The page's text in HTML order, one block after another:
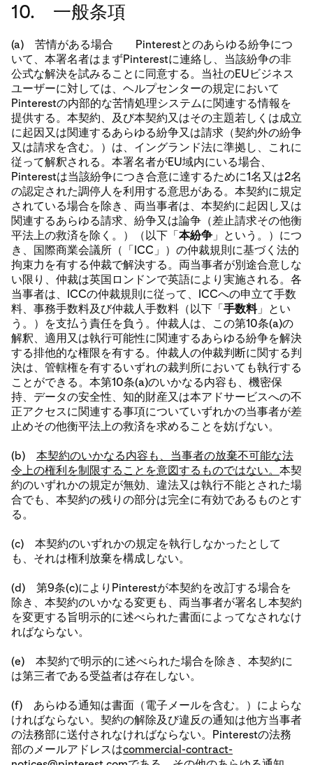
10. 一般条項
(a) 苦情がある場合 Pinterestとのあらゆる紛争につ
いて、本署名者はまずPinterestに連絡し、当該紛争の非
公式な解決を試みることに同意する。当社のEUビジネス
ユーザーに対しては、ヘルプセンターの規定において
Pinterestの内部的な苦情処理システムに関連する情報を
提供する。本契約、及び本契約又はその主題若しくは成立
に起因又は関連するあらゆる紛争又は請求（契約外の紛争
又は請求を含む。）は、イングランド法に準拠し、これに
従って解釈される。本署名者がEU域内にいる場合、
Pinterestは当該紛争につき合意に達するために1名又は2名
の認定された調停人を利用する意思がある。本契約に規定
されている場合を除き、両当事者は、本契約に起因し又は
関連するあらゆる請求、紛争又は論争（差止請求その他衡
平法上の救済を除く。）（以下「本紛争 」という。）につ
き、国際商業会議所（「ICC」）の仲裁規則に基づく法的
拘束力を有する仲裁で解決する。両当事者が別途合意しな
い限り、仲裁は英国ロンドンで英語により実施される。各
当事者は、ICCの仲裁規則に従って、ICCへの申立て手数
料、事務手数料及び仲裁人手数料（以下「手数料」とい
う。）を支払う責任を負う。仲裁人は、この第10条(a)の
解釈、適用又は執行可能性に関連するあらゆる紛争を解決
する排他的な権限を有する。仲裁人の仲裁判断に関する判
決は、管轄権を有するいずれの裁判所においても執行する
ことができる。本第10条(a)のいかなる内容も、機密保
持、データの安全性、知的財産又は本アドサービスへの不
正アクセスに関連する事項についていずれかの当事者が差
止めその他衡平法上の救済を求めることを妨げない。
(b) 本契約のいかなる内容も、当事者の放棄不可能な法
令上の権利を制限することを意図するものではない。 本契
約のいずれかの規定が無効、違法又は執行不能とされた場
合でも、本契約の残りの部分は完全に有効であるものとす
る。
(c) 本契約のいずれかの規定を執行しなかったとして
も、それは権利放棄を構成しない。
(d) 第9条(c)によりPinterestが本契約を改訂する場合を
除き、本契約のいかなる変更も、両当事者が署名し本契約
を変更する旨明示的に述べられた書面によってなされなけ
ればならない。
(e) 本契約で明示的に述べられた場合を除き、本契約に
は第三者である受益者は存在しない。
(f) あらゆる通知は書面（電子メールを含む。）によらな
ければならない。契約の解除及び違反の通知は他方当事者
の法務部に送付されなければならない。Pinterestの法務
部のメールアドレスはcommercial-contract-